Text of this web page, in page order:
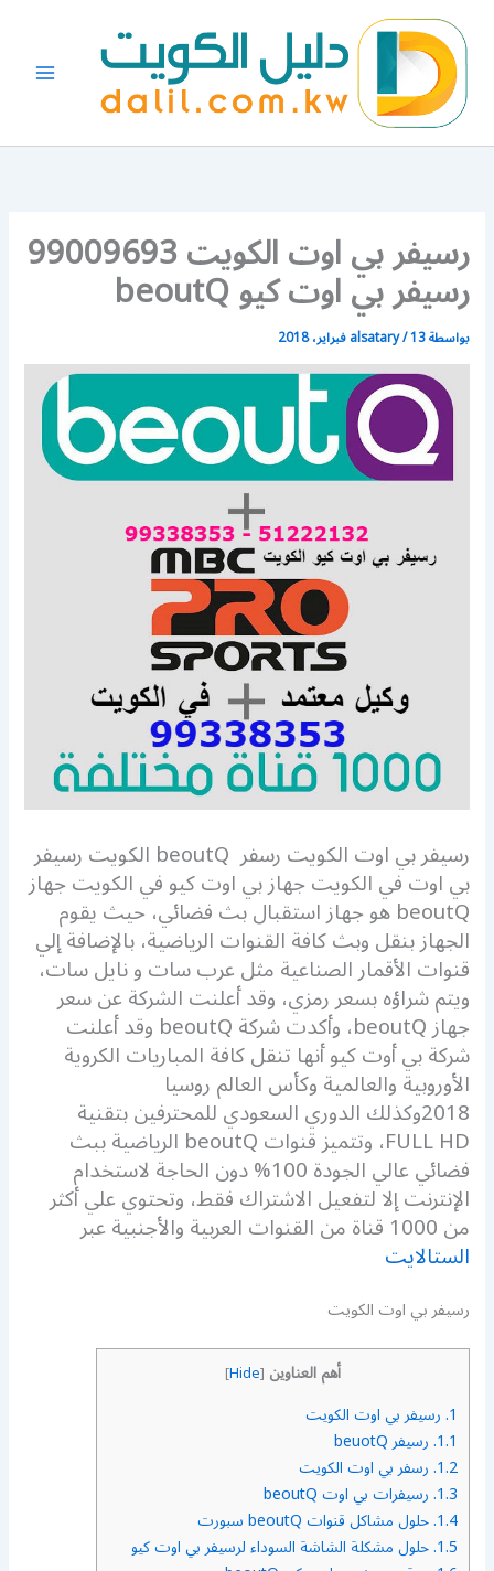
المحتوى
رسيفر بي اوت الكويت 99009693
رسيفر بي اوت كيو beoutQ
بواسطة alsatary/13 فبراير، 2018
رسيفر بي اوت الكويت رسفر beoutQ الكويت رسيفر
بي اوت في الكويت جهاز بي اوت كيو في الكويت جهاز
beoutQ هو جهاز استقبال بث فضائي، حيث يقوم
الجهاز بنقل وبث كافة القنوات الرياضية، بالإضافة إلي
قنوات الأقمار الصناعية مثل عرب سات و نايل سات،
ويتم شراؤه بسعر رمزي، وقد أعلنت الشركة عن سعر
جهاز beoutQ، وأكدت شركة beoutQ وقد أعلنت
شركة بي أوت كيو أنها تنقل كافة المباريات الكروية
الأوروبية والعالمية وكأس العالم روسيا
2018وكذلك الدوري السعودي للمحترفين بتقنية
FULL HD، وتتميز قنوات beoutQ الرياضية ببث
فضائي عالي الجودة 100% دون الحاجة لاستخدام
الإنترنت إلا لتفعيل الاشتراك فقط، وتحتوي علي أكثر
من 1000 قناة من القنوات العربية والأجنبية عبر
الستالايت
رسيفر بي اوت الكويت
أهم العناوين [
Hide
]
1. رسيفر بي اوت الكويت
1.1. رسيفر beuotQ
1.2. رسفر بي اوت الكويت
1.3. رسيفرات بي اوت beoutQ
1.4. حلول مشاكل قنوات beoutQ سبورت
1.5. حلول مشكلة الشاشة السوداء لرسيفر بي اوت كيو